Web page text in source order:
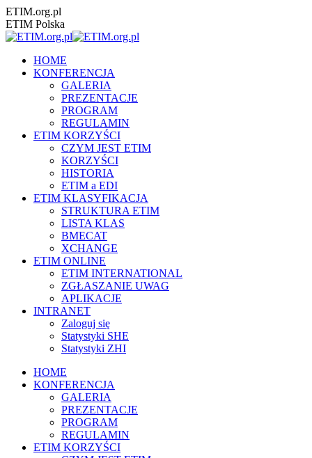
Przewiń
do
zawartości
ETIM.org.pl
ETIM Polska
HOME
KONFERENCJA
GALERIA
PREZENTACJE
PROGRAM
REGULAMIN
ETIM KORZYŚCI
CZYM JEST ETIM
KORZYŚCI
HISTORIA
ETIM a EDI
ETIM KLASYFIKACJA
STRUKTURA ETIM
LISTA KLAS
BMECAT
XCHANGE
ETIM ONLINE
ETIM INTERNATIONAL
ZGŁASZANIE UWAG
APLIKACJE
INTRANET
Zaloguj się
Statystyki SHE
Statystyki ZHI
HOME
KONFERENCJA
GALERIA
PREZENTACJE
PROGRAM
REGULAMIN
ETIM KORZYŚCI